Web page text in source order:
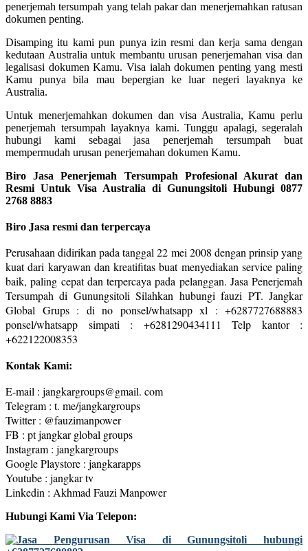
penerjemah tersumpah yang telah pakar dan menerjemahkan ratusan
dokumen penting.
Disamping itu kami pun punya izin resmi dan kerja sama dengan
kedutaan Australia untuk membantu urusan penerjemahan visa dan
legalisasi dokumen Kamu. Visa ialah dokumen penting yang mesti
Kamu punya bila mau bepergian ke luar negeri layaknya ke
Australia.
Untuk menerjemahkan dokumen dan visa Australia, Kamu perlu
penerjemah tersumpah layaknya kami. Tunggu apalagi, segeralah
hubungi kami sebagai jasa penerjemah tersumpah buat
mempermudah urusan penerjemahan dokumen Kamu.
Biro Jasa Penerjemah Tersumpah Profesional Akurat dan
Resmi Untuk Visa Australia di Gunungsitoli Hubungi 0877
2768 8883
Biro Jasa resmi dan terpercaya
Perusahaan didirikan pada tanggal 22 mei 2008 dengan prinsip yang
kuat dari karyawan dan kreatifitas buat menyediakan service paling
baik, paling cepat dan terpercaya pada pelanggan. Jasa Penerjemah
Tersumpah di Gunungsitoli Silahkan hubungi fauzi PT. Jangkar
Global Grups : di no ponsel/whatsapp xl : +6287727688883
ponsel/whatsapp simpati : +6281290434111 Telp kantor :
+622122008353
Kontak Kami:
E-mail : jangkargroups@gmail. com
Telegram : t. me/jangkargroups
Twitter : @fauzimanpower
FB : pt jangkar global groups
Instagram : jangkargroups
Google Playstore : jangkarapps
Youtube : jangkar tv
Linkedin : Akhmad Fauzi Manpower
Hubungi Kami Via Telepon: